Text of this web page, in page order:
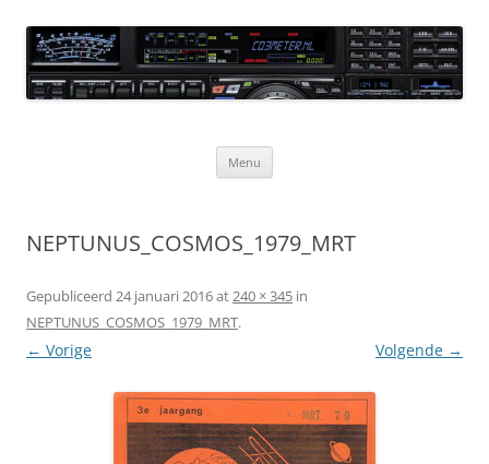
naar
de
inhoud CQ3meter
Website door en voor radio-amateurs
Menu
NEPTUNUS_COSMOS_1979_MRT
Gepubliceerd 24 januari 2016at240 × 345 in
NEPTUNUS_COSMOS_1979_MRT.
← Vorige Volgende →